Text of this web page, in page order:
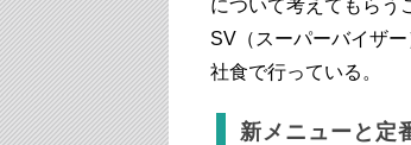
について考えてもらう
SV（スーパーバイザ
社食で行っている。
新メニューと定